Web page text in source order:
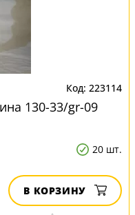
223114
130-33/gr-09
20 шт.
В КОРЗИНУ